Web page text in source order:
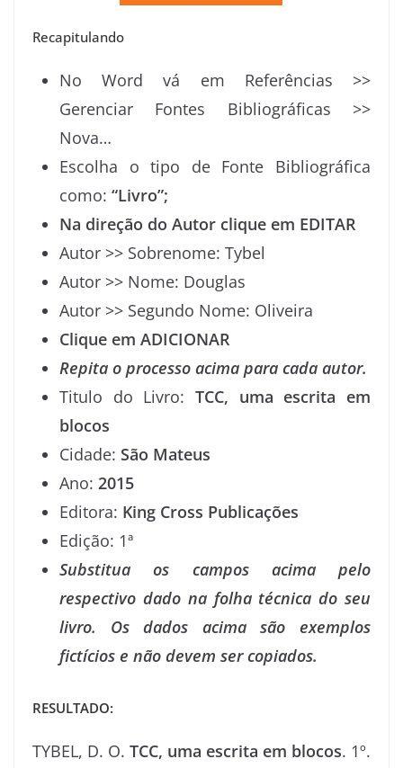
Recapitulando
No Word vá em Referências >>
Gerenciar Fontes Bibliográficas >>
Nova…
Escolha o tipo de Fonte Bibliográfica
como: “Livro”;
Na direção do Autor clique em EDITAR
Autor >> Sobrenome: Tybel
Autor >> Nome: Douglas
Autor >> Segundo Nome: Oliveira
Clique em ADICIONAR
Repita o processo acima para cada autor.
Titulo do Livro: TCC, uma escrita em
blocos
Cidade: São Mateus
Ano: 2015
Editora: King Cross Publicações
Edição: 1ª
Substitua os campos acima pelo
respectivo dado na folha técnica do seu
livro. Os dados acima são exemplos
fictícios e não devem ser copiados.
RESULTADO:
TYBEL, D. O. TCC, uma escrita em blocos. 1º.